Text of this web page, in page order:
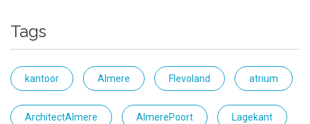
Tags
kantoor Almere Flevoland atrium
ArchitectAlmere AlmerePoort Lagekant